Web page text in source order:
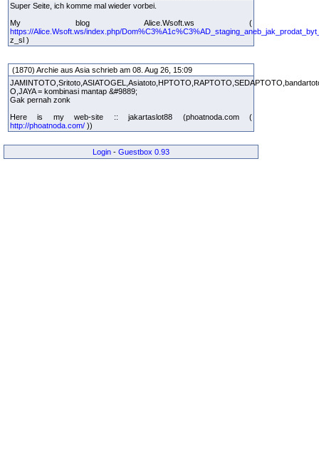
Super Seite, ich komme mal wieder vorbei.
My blog Alice.Wsoft.ws (
https://Alice.Wsoft.ws/index.php/
z_sl )
(1870) Archie aus Asia schrieb am 08. Aug 26, 15:09
O,JAYA = kombinasi mantap &#9889;
Gak pernah zonk
Here is my web-site :: jakartaslot88 (phoatnoda.com (
http://phoatnoda.com/ ))
Login - Guestbox 0.93